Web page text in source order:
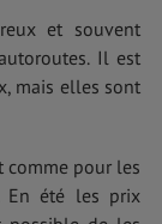
et souvent
Il est
mais elles sont
comme pour les
En été les prix